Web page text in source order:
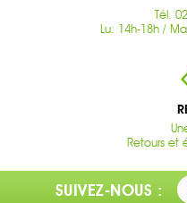
Tél.
Lu: 14h-18h /
Retours et
SUIVEZ-NOUS :